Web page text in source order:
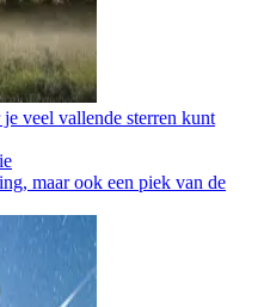
veel vallende sterren kunt
maar ook een piek van de